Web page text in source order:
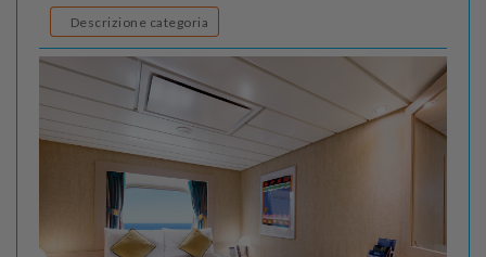
Descrizione categoria